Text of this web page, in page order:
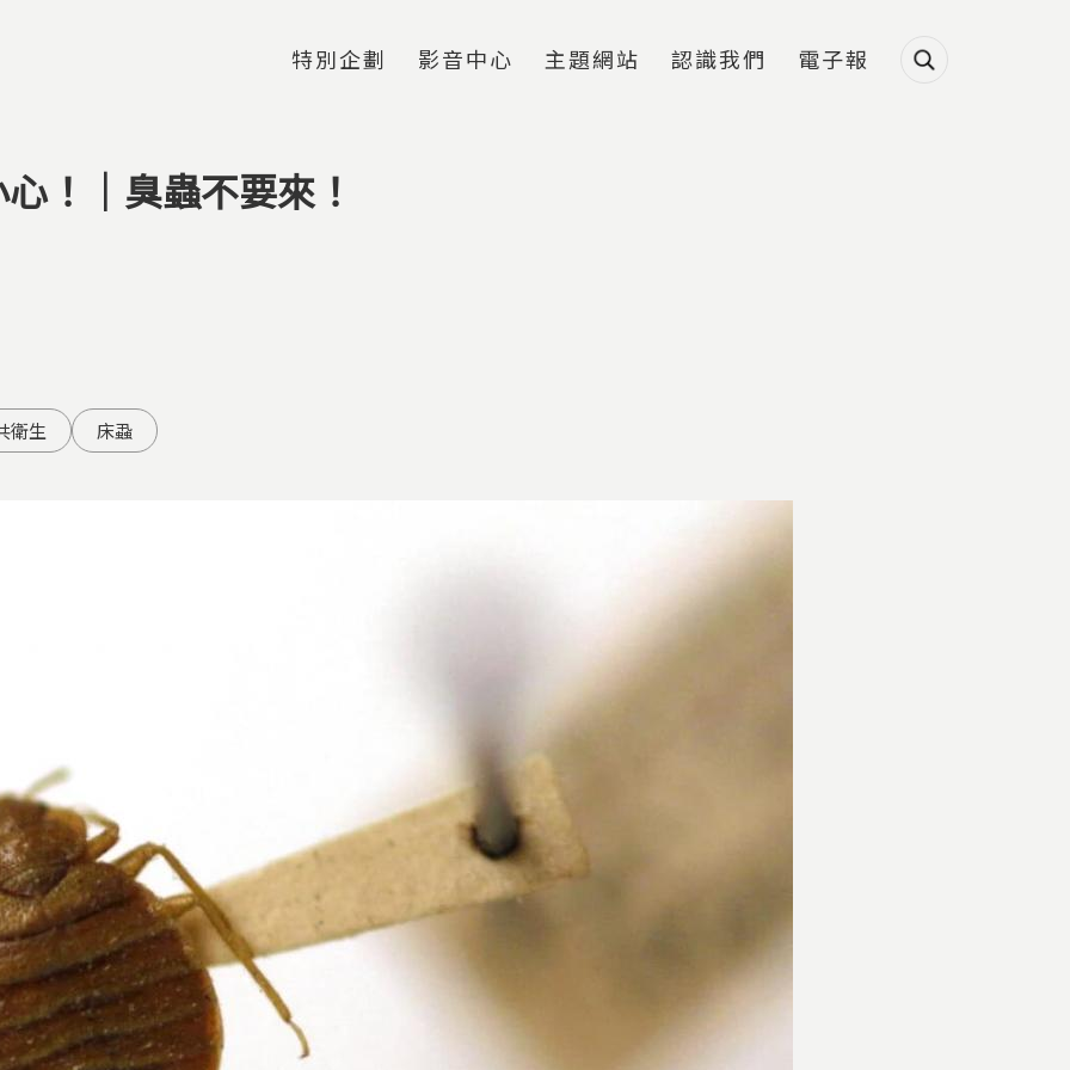
特別企劃 影音中心 主題網站 認識我們 電子報
心！｜臭蟲不要來！
衛生 床蝨